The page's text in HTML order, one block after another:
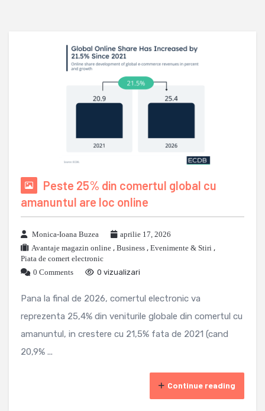
Peste 25% din comertul global cu
amanuntul are loc online
Monica-Ioana Buzea
aprilie 17, 2026
Avantaje magazin online , Business , Evenimente & Stiri ,
Piata de comert electronic
0 Comments
0 vizualizari
Pana la final de 2026, comertul electronic va
reprezenta 25,4% din veniturile globale din comertul cu
amanuntul, in crestere cu 21,5% fata de 2021 (cand
20,9% ...
Continue reading